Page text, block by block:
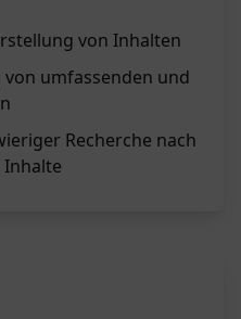
von Inhalten
umfassenden und
Recherche nach